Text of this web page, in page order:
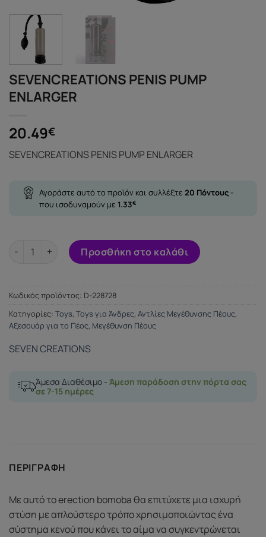
SEVENCREATIONS PENIS PUMP
ENLARGER
20.49€
SEVENCREATIONS PENIS PUMP ENLARGER
Αγοράστε αυτό το προϊόν και συλλέξτε 20 Πόντους -
που ισοδυναμούν με 1.33€
SEVENCREATIONS PENIS PUMP ENLARGER ποσότητα
Προσθήκη στο καλάθι
Κωδικός προϊόντος: D-228728
Κατηγορίες: Toys, Toys για Άνδρες, Αντλίες Μεγέθυνσης Πέους,
Αξεσουάρ για το Πέος, Μεγέθυνση Πέους
SEVEN CREATIONS
Άμεσα Διαθέσιμο - Άμεση παράδοση στην πόρτα σας
σε 7-15 ημέρες
ΠΕΡΙΓΡΑΦΉ
Με αυτό το erection bomoba θα επιτύχετε μια ισχυρή
στύση με απλούστερο τρόπο χρησιμοποιώντας ένα
σύστημα κενού που κάνει το αίμα να συγκεντρώνεται